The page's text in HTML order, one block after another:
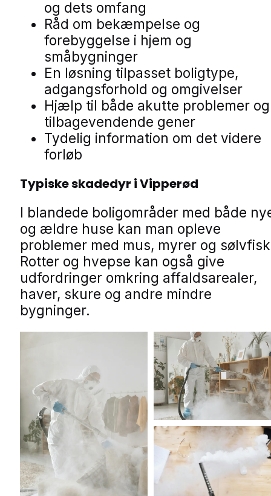
og dets omfang
Råd om bekæmpelse og
forebyggelse i hjem og
småbygninger
En løsning tilpasset boligtype,
adgangsforhold og omgivelser
Hjælp til både akutte problemer og
tilbagevendende gener
Tydelig information om det videre
forløb
Typiske skadedyr i Vipperød
I blandede boligområder med både
og ældre huse kan man opleve
problemer med mus, myrer og
Rotter og hvepse kan også give
udfordringer omkring affaldsarealer,
haver, skure og andre mindre
bygninger.